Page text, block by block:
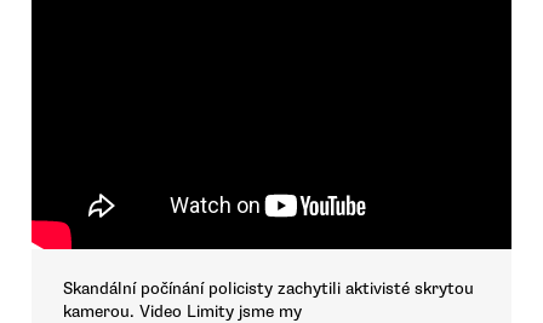
Skandální počínání policisty zachytili aktivisté skrytou
kamerou. Video Limity jsme my